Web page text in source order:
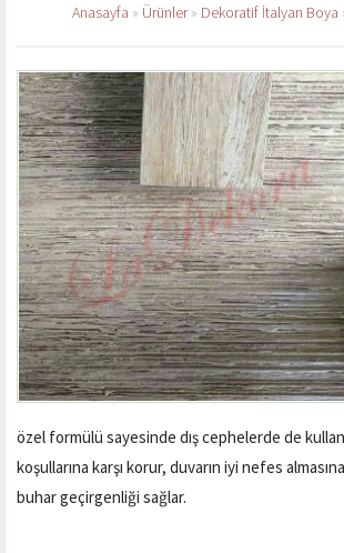
Anasayfa » Ürünler» Dekoratif İtalyan Boya
özel formülü sayesinde dış cephelerde de
koşullarına karşı korur, duvarın iyi nefes
buhar geçirgenliği sağlar.